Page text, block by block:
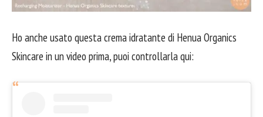
Ho anche usato questa crema idratante di Henua Organics
Skincare in un video prima, puoi controllarla qui: